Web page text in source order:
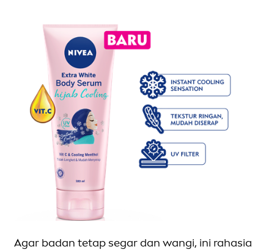
Agar badan tetap segar dan wangi, ini rahasia